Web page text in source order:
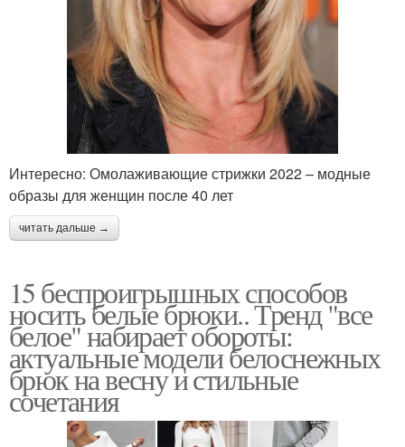
Интересно: Омолаживающие стрижки 2022 – модные
образы для женщин после 40 лет
читать дальше →
15 беспроигрышных способов
носить белые брюки.. Тренд "все
белое" набирает обороты:
актуальные модели белоснежных
брюк на весну и стильные
сочетания